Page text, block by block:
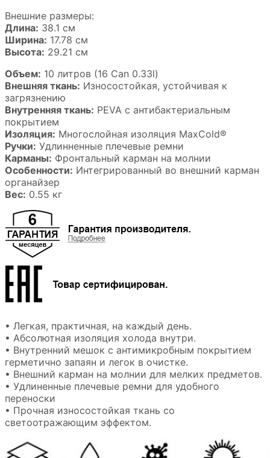
Внешние размеры:
Длина: 38.1 см
Ширина: 17.78 см
Высота: 29.21 см
Объем: 10 литров (16 Can 0.33l)
Внешняя ткань: Износостойкая, устойчивая к
загрязнению
Внутренняя ткань: PEVA с антибактериальным
покрытием
Изоляция: Многослойная изоляция MaxCold®
Ручки: Удлинненные плечевые ремни
Карманы: Фронтальный карман на молнии
Особенности: Интегрированный во внешний карман
органайзер
Вес: 0.55 кг
• Легкая, практичная, на каждый день.
• Абсолютная изоляция холода внутри.
• Внутренний мешок с антимикробным покрытием
герметично запаян и легок в очистке.
• Внешний карман на молнии для мелких предметов.
• Удлиненные плечевые ремни для удобного
переноски
• Прочная износостойкая ткань со
светоотражающим эффектом.